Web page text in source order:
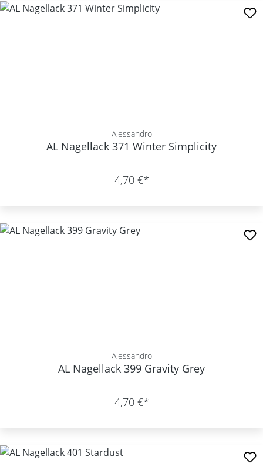
Alessandro
AL Nagellack 371 Winter Simplicity
4,70 €*
Alessandro
AL Nagellack 399 Gravity Grey
4,70 €*